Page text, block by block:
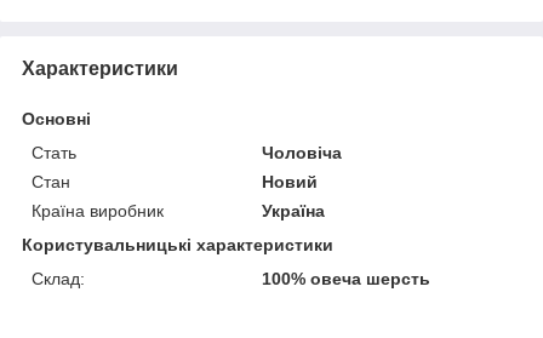
Характеристики
Основні
Стать
Чоловіча
Стан
Новий
Країна виробник
Україна
Користувальницькі характеристики
Склад:
100% овеча шерсть